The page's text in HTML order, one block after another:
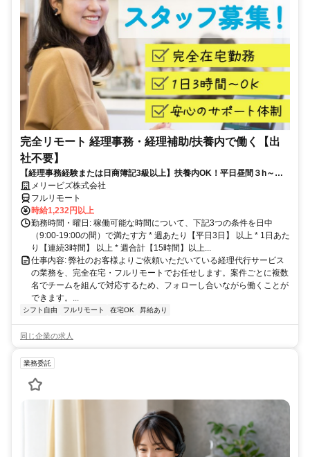
完全リモート 経理事務・経理補助/扶養内で働く【出
社不要】
【経理事務経験または日商簿記3級以上】扶養内OK！平日昼間３h～。
完全在宅で育児・介護中の方も大歓迎♪
メリービズ株式会社
フルリモート
時給1,232円以上
勤務時間・曜日: 稼働可能な時間について、下記3つの条件を日中
（9:00-19:00の間）で満たす方 * 週あたり【平日3日】 以上 * 1日あた
り【連続3時間】 以上 * 週合計【15時間】以上...
仕事内容: 弊社のお客様よりご依頼いただいている経理代行サービス
の業務を、完全在宅・フルリモートでお任せします。案件ごとに複数
名でチームを組んで対応するため、フォローし合いながら働くことが
できます。...
シフト自由 フルリモート 在宅OK 昇給あり
同じ企業の求人
業務委託